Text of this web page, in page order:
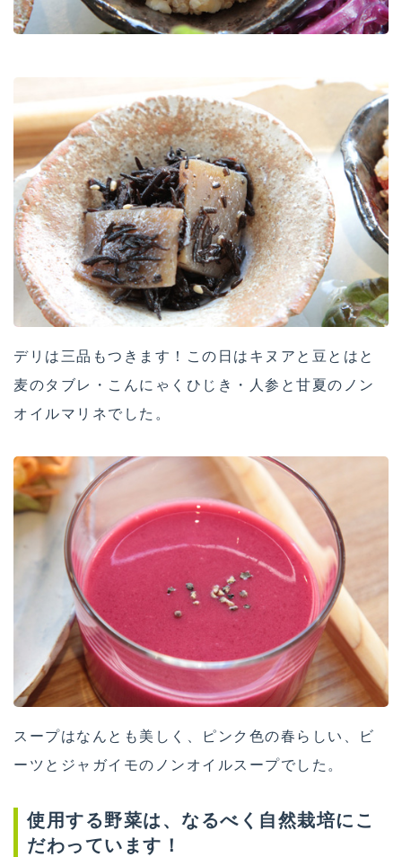
デリは三品もつきます！この日はキヌアと豆とはと
麦のタブレ・こんにゃくひじき・人参と甘夏のノン
オイルマリネでした。
スープはなんとも美しく、ピンク色の春らしい、ビ
ーツとジャガイモのノンオイルスープでした。
使用する野菜は、なるべく自然栽培にこ
だわっています！